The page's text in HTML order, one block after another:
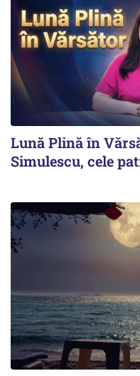
Lună Plină în
Simulescu, cele